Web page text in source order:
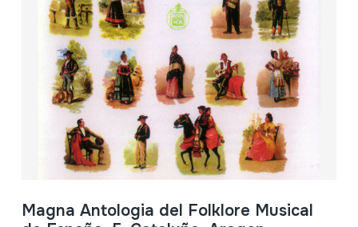
Magna Antologia del Folklore Musical